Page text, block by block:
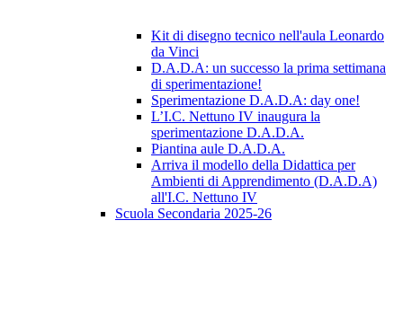
Kit di disegno tecnico nell'aula Leonardo
da Vinci
D.A.D.A: un successo la prima settimana
di sperimentazione!
Sperimentazione D.A.D.A: day one!
L’I.C. Nettuno IV inaugura la
sperimentazione D.A.D.A.
Piantina aule D.A.D.A.
Arriva il modello della Didattica per
Ambienti di Apprendimento (D.A.D.A)
all'I.C. Nettuno IV
Scuola Secondaria 2025-26